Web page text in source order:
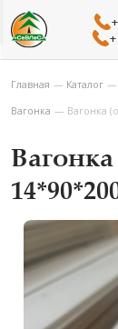
Главная — Каталог —
Вагонка — Вагонка